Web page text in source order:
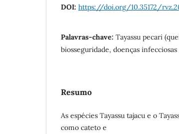
DOI: https://doi.org/10.35172/
Palavras-chave: Tayassu pecari
biosseguridade, doenças infecciosas
Resumo
As espécies Tayassu tajacu e o
como cateto e